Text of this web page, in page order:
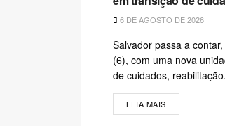
6 DE AGOSTO DE 2026
Salvador passa a
(6), com uma nova
de cuidados,
LEIA MAIS